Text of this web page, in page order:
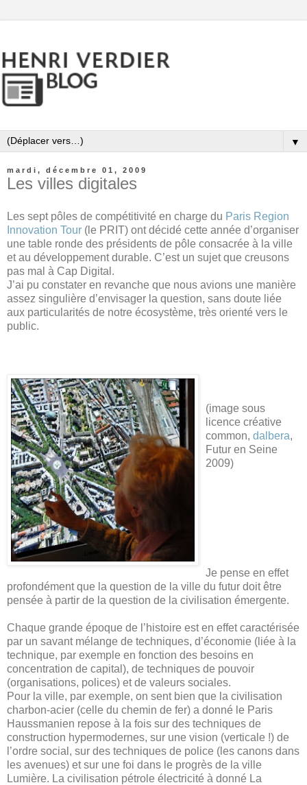
▼
mardi, décembre 01, 2009
Les villes digitales
Les sept pôles de compétitivité en charge du Paris Region
Innovation Tour (le PRIT) ont décidé cette année d’organiser
une table ronde des présidents de pôle consacrée à la ville
et au développement durable. C’est un sujet que creusons
pas mal à Cap Digital.
J’ai pu constater en revanche que nous avions une manière
assez singulière d’envisager la question, sans doute liée
aux particularités de notre écosystème, très orienté vers le
public.
(image sous
licence créative
common, dalbera,
Futur en Seine
2009)
Je pense en effet
profondément que la question de la ville du futur doit être
pensée à partir de la question de la civilisation émergente.
Chaque grande époque de l’histoire est en effet caractérisée
par un savant mélange de techniques, d’économie (liée à la
technique, par exemple en fonction des besoins en
concentration de capital), de techniques de pouvoir
(organisations, polices) et de valeurs sociales.
Pour la ville, par exemple, on sent bien que la civilisation
charbon-acier (celle du chemin de fer) a donné le Paris
Haussmanien repose à la fois sur des techniques de
construction hypermodernes, sur une vision (verticale !) de
l’ordre social, sur des techniques de police (les canons dans
les avenues) et sur une foi dans le progrès de la ville
Lumière. La civilisation pétrole électricité à donné La